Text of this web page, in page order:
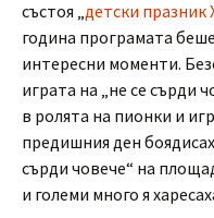
състоя „детски
година програмата
интересни моменти.
играта на „не се сърди
в ролята на пионки и
предишния ден
сърди човече“ на
и големи много я